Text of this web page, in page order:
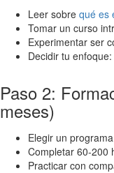
Leer sobre qué es
Tomar un curso
Experimentar ser
Decidir tu enfoque:
Paso 2:
meses)
Elegir un
Completar 60-200
Practicar con